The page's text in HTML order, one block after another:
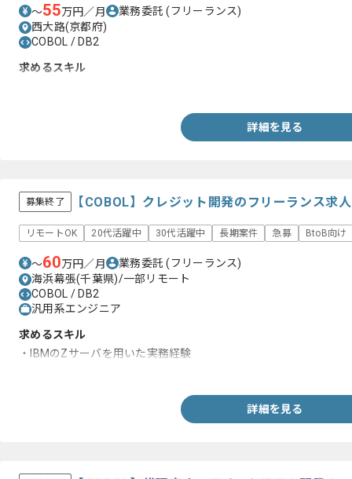
〜55万円／月 業務委託(フリーランス)
西大路(京都府)
COBOL / DB2
求めるスキル
詳細を見る
募集終了 【COBOL】クレジット開発のフリーランス求
リモートOK 20代活躍中 30代活躍中 長期案件 急募 BtoB向け
〜60万円／月 業務委託(フリーランス)
海浜幕張(千葉県)/一部リモート
COBOL / DB2
汎用系エンジニア
求めるスキル
・IBMのZサーバを用いた実務経験
詳細を見る